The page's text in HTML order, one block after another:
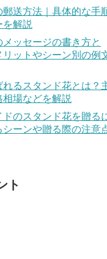
郵送方法｜具体的な手
を解説
メッセージの書き方と
リットやシーン別の例
れるスタンド花とは？
場などを解説
ドのスタンド花を贈る
シーンや贈る際の注意
ト